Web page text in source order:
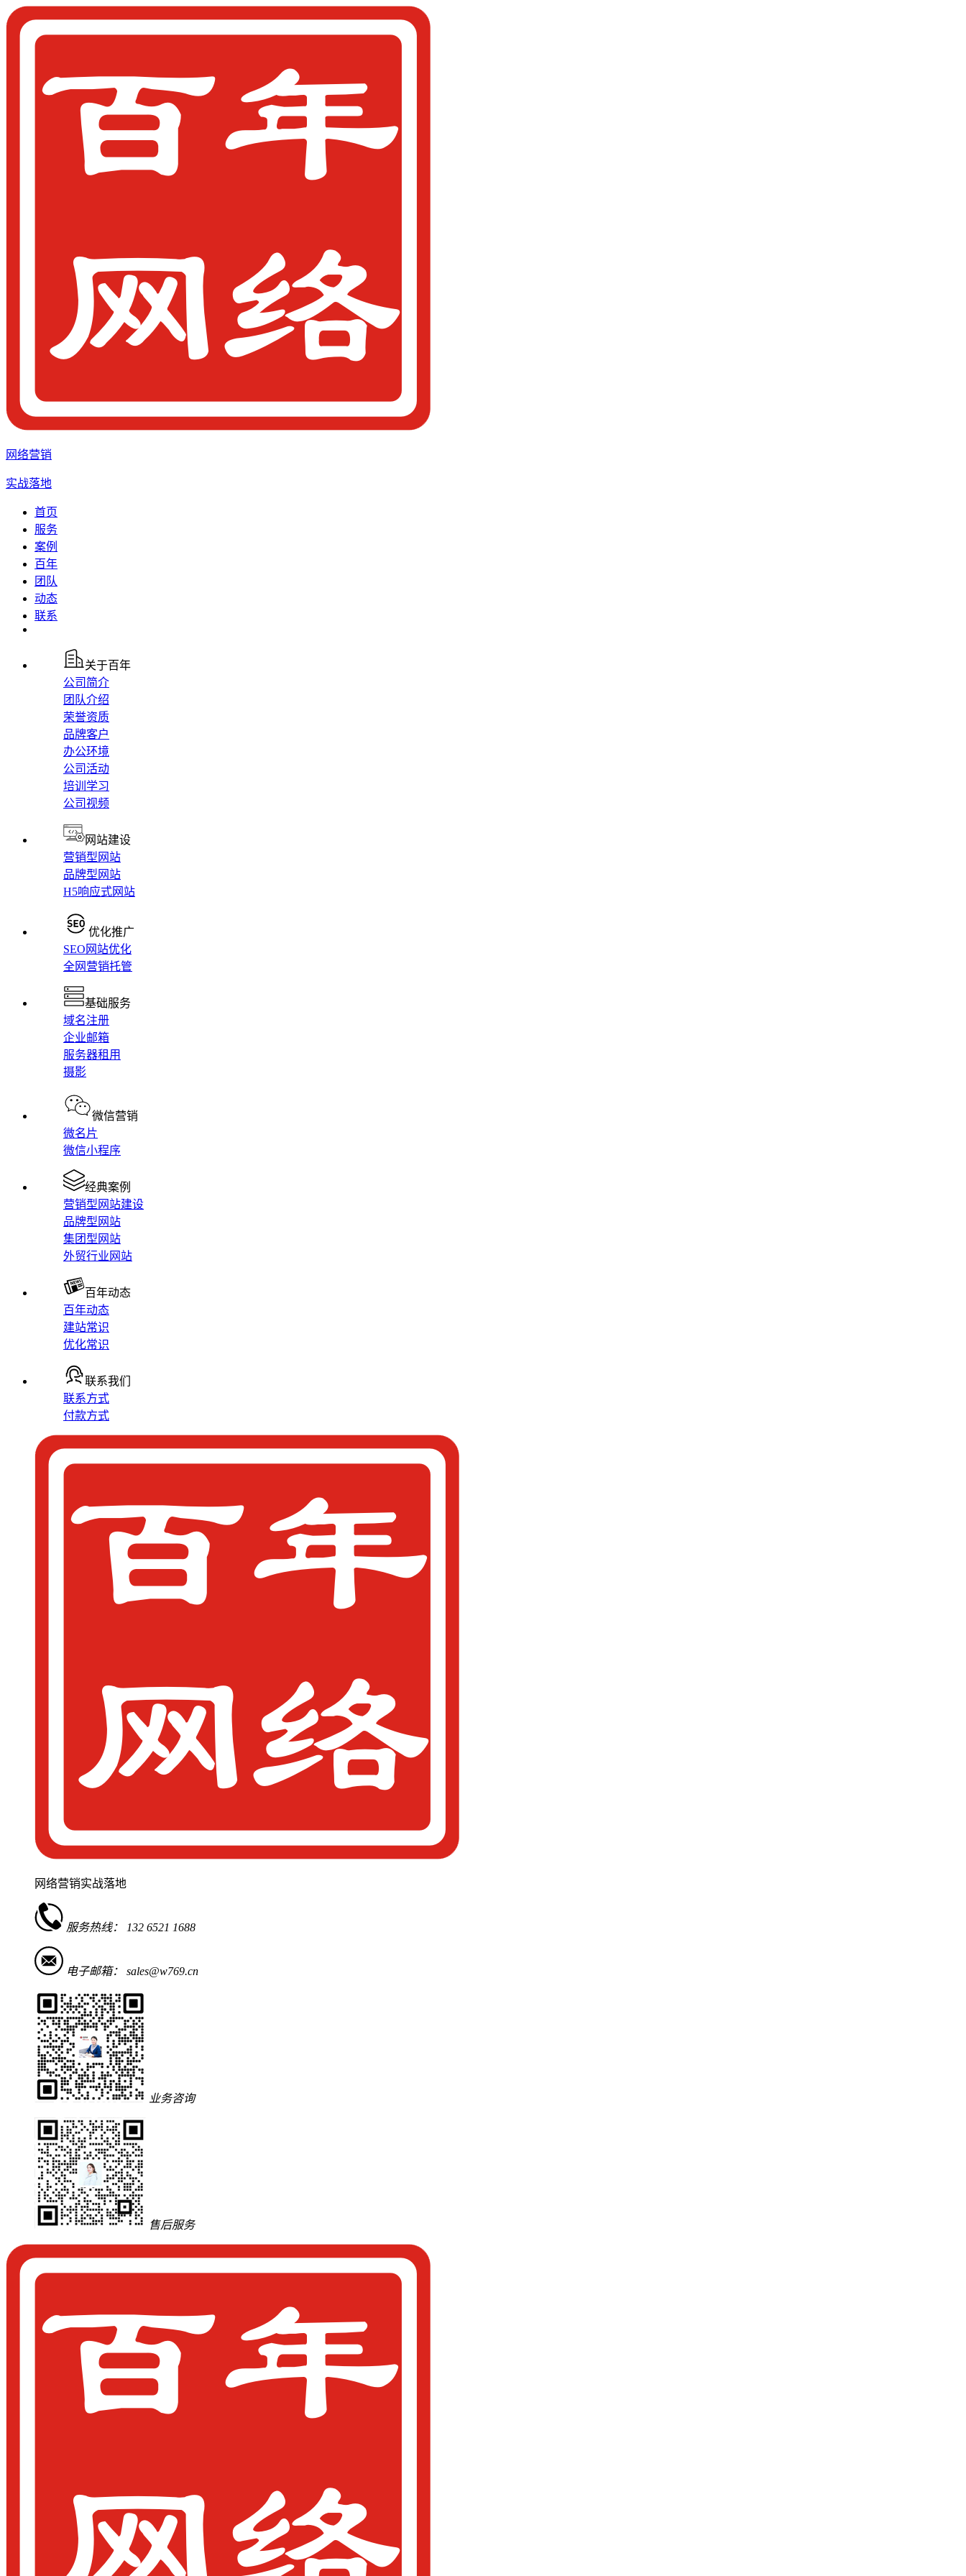
网络营销
实战落地
首页
服务
案例
百年
团队
动态
联系
关于百年
公司简介
团队介绍
荣誉资质
品牌客户
办公环境
公司活动
培训学习
公司视频
网站建设
营销型网站
品牌型网站
H5响应式网站
优化推广
SEO网站优化
全网营销托管
基础服务
域名注册
企业邮箱
服务器租用
摄影
微信营销
微名片
微信小程序
经典案例
营销型网站建设
品牌型网站
集团型网站
外贸行业网站
百年动态
百年动态
建站常识
优化常识
联系我们
联系方式
付款方式
网络营销实战落地
服务热线： 132 6521 1688
电子邮箱： sales@w769.cn
业务咨询
售后服务